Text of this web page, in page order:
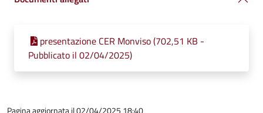
presentazione CER Monviso (702,51 KB -
Pubblicato il 02/04/2025)
Pagina aggiornata il 02/04/2025 18:40